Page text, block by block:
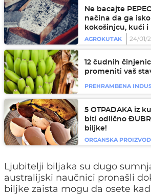
Ne bacajte
načina da ga
kokošinjcu, kući i
AGROKUTAK
24/01/
12 čudnih
promeniti vaš
PREHRAMBENA
5 OTPADAKA iz
biti odlično
biljke!
ORGANSKA
Ljubitelji biljaka su dugo
australijski naučnici pronašli
biljke zaista mogu da osete